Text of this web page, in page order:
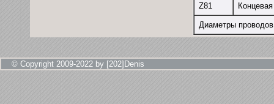
Z81
Диаметры
© Copyright 2009-2022 by [202]Denis